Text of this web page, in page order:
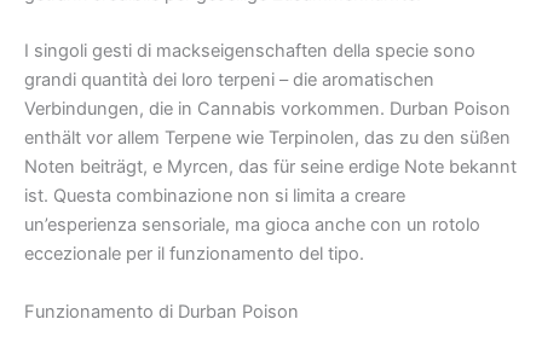
I singoli gesti di mackseigenschaften della specie sono
grandi quantità dei loro terpeni – die aromatischen
Verbindungen, die in Cannabis vorkommen. Durban Poison
enthält vor allem Terpene wie Terpinolen, das zu den süßen
Noten beiträgt, e Myrcen, das für seine erdige Note bekannt
ist. Questa combinazione non si limita a creare
un’esperienza sensoriale, ma gioca anche con un rotolo
eccezionale per il funzionamento del tipo.
Funzionamento di Durban Poison